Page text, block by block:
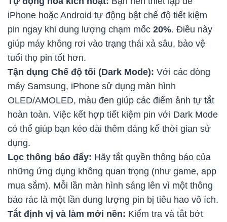
iPhone hoặc Android tự động bật chế độ tiết kiệm
pin ngay khi dung lượng chạm mốc 20%. Điều này
giúp máy không rơi vào trạng thái xả sâu, bảo vệ
tuổi thọ pin tốt hơn.
Tận dụng Chế độ tối (Dark Mode): Với các dòng
máy Samsung, iPhone sử dụng màn hình
OLED/AMOLED, màu đen giúp các điểm ảnh tự tắt
hoàn toàn. Việc kết hợp tiết kiệm pin với Dark Mode
có thể giúp bạn kéo dài thêm đáng kể thời gian sử
dụng.
Lọc thông báo đẩy: Hãy tắt quyền thông báo của
những ứng dụng không quan trọng (như game, app
mua sắm). Mỗi lần màn hình sáng lên vì một thông
báo rác là một lần dung lượng pin bị tiêu hao vô ích.
Tắt định vị và làm mới nền: Kiểm tra và tắt bớt